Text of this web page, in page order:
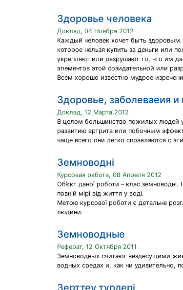
Здоровье человека
Доклад, 04 Ноября 2012
Каждый человек хочет быть здоровым.
которое нельзя купить за деньги или
укрепляют или разрушают то, что им
элементов этой созидательной или
Всем хорошо известно мудрое
Здоровье, заболеваеия
Доклад, 12 Марта 2012
В целом большинство пожилых людей
развитию артрита или побочным
чаще всего они легко справляются с
Земноводні
Курсовая работа, 08 Апреля 2012
Об’єкт даної роботи – клас
повній мірі від життя у воді.
Метою курсової роботи є детальне
людини.
Земноводные
Реферат, 12 Октября 2011
Земноводных считают вездесущими
водных средах и, как ни удивительно,
Зерттеу түрлері